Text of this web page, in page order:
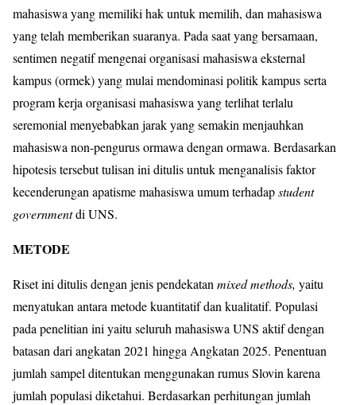
mahasiswa yang memiliki hak untuk memilih, dan mahasiswa
yang telah memberikan suaranya. Pada saat yang bersamaan,
sentimen negatif mengenai organisasi mahasiswa eksternal
kampus (ormek) yang mulai mendominasi politik kampus serta
program kerja organisasi mahasiswa yang terlihat terlalu
seremonial menyebabkan jarak yang semakin menjauhkan
mahasiswa non-pengurus ormawa dengan ormawa. Berdasarkan
hipotesis tersebut tulisan ini ditulis untuk menganalisis faktor
kecenderungan apatisme mahasiswa umum terhadapstudent
governmentdi UNS.
METODE
Riset ini ditulis dengan jenis pendekatanmixed methods, yaitu
menyatukan antara metode kuantitatif dan kualitatif. Populasi
pada penelitian ini yaitu seluruh mahasiswa UNS aktif dengan
batasan dari angkatan 2021 hingga Angkatan 2025. Penentuan
jumlah sampel ditentukan menggunakan rumus Slovin karena
jumlah populasi diketahui. Berdasarkan perhitungan jumlah